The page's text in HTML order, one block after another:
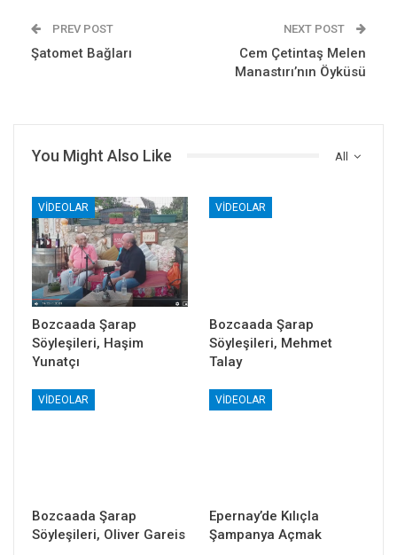
PREV POST
Şatomet Bağları
NEXT POST
Cem Çetintaş Melen
Manastırı’nın Öyküsü
All
You Might Also Like
VIDEOLAR
Bozcaada Şarap
Söyleşileri, Haşim
Yunatçı
VIDEOLAR
Bozcaada Şarap
Söyleşileri, Mehmet
Talay
VIDEOLAR
Bozcaada Şarap
Söyleşileri, Oliver Gareis
VIDEOLAR
Epernay’de Kılıçla
Şampanya Açmak